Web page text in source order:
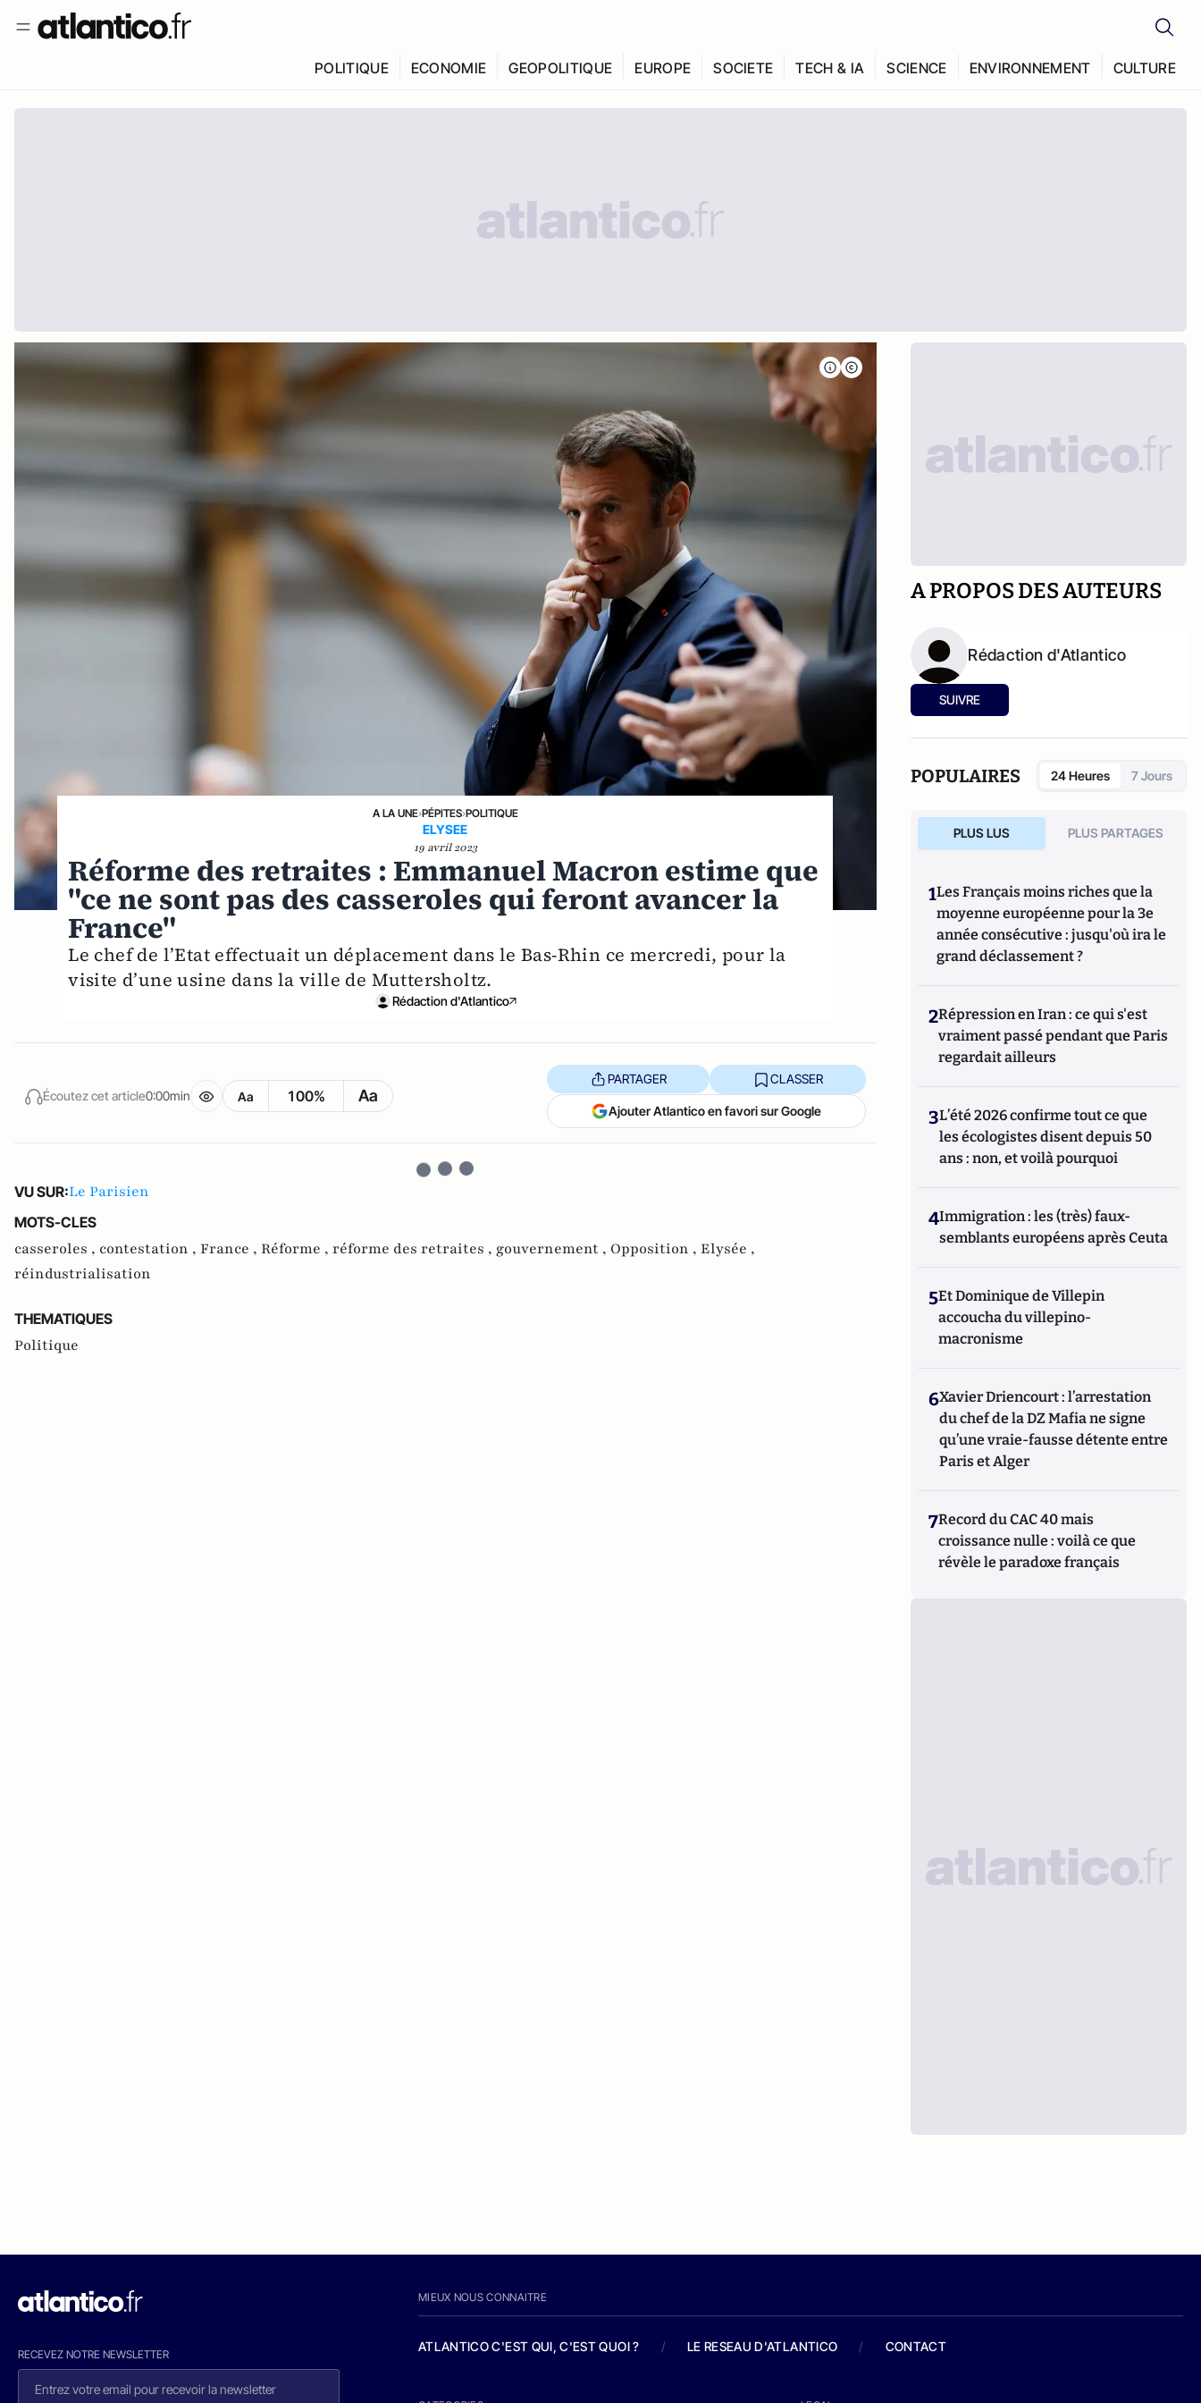
POLITIQUE ECONOMIE GEOPOLITIQUE EUROPE SOCIETE TECH & IA SCIENCE ENVIRONNEMENT CULTURE
A LA UNE›PÉPITES›POLITIQUE
ELYSEE
19 avril 2023
Réforme des retraites : Emmanuel Macron estime que
"ce ne sont pas des casseroles qui feront avancer la
France"
Le chef de l’Etat effectuait un déplacement dans le Bas-Rhin ce mercredi, pour la
visite d’une usine dans la ville de Muttersholtz.
Rédaction d'Atlantico
Écoutez cet article0:00min Aa 100% Aa
PARTAGER CLASSER
Ajouter Atlantico en favori sur Google
VU SUR:Le Parisien
MOTS-CLES
casseroles , contestation , France , Réforme , réforme des retraites , gouvernement , Opposition , Elysée ,
réindustrialisation
THEMATIQUES
Politique
A PROPOS DES AUTEURS
Rédaction d'Atlantico
SUIVRE
POPULAIRES 24 Heures 7 Jours
PLUS LUS PLUS PARTAGES
1Les Français moins riches que la
moyenne européenne pour la 3e
année consécutive : jusqu'où ira le
grand déclassement ?
2Répression en Iran : ce qui s'est
vraiment passé pendant que Paris
regardait ailleurs
3L’été 2026 confirme tout ce que
les écologistes disent depuis 50
ans : non, et voilà pourquoi
4Immigration : les (très) faux-
semblants européens après Ceuta
5Et Dominique de Villepin
accoucha du villepino-
macronisme
6Xavier Driencourt : l’arrestation
du chef de la DZ Mafia ne signe
qu’une vraie-fausse détente entre
Paris et Alger
7Record du CAC 40 mais
croissance nulle : voilà ce que
révèle le paradoxe français
RECEVEZ NOTRE NEWSLETTER
MIEUX NOUS CONNAITRE
ATLANTICO C'EST QUI, C'EST QUOI ? / LE RESEAU D'ATLANTICO / CONTACT